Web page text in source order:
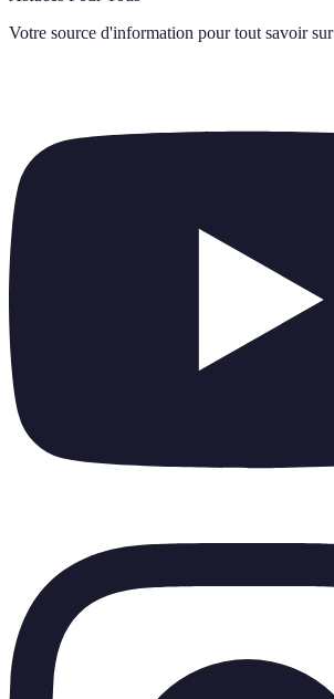
Votre source d'information pour tout savoir sur